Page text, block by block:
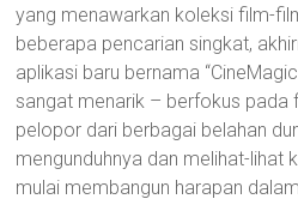
yang menawarkan koleksi film-
beberapa pencarian singkat,
aplikasi baru bernama
sangat menarik – berfokus pada
pelopor dari berbagai belahan
mengunduhnya dan melihat-lihat
mulai membangun harapan